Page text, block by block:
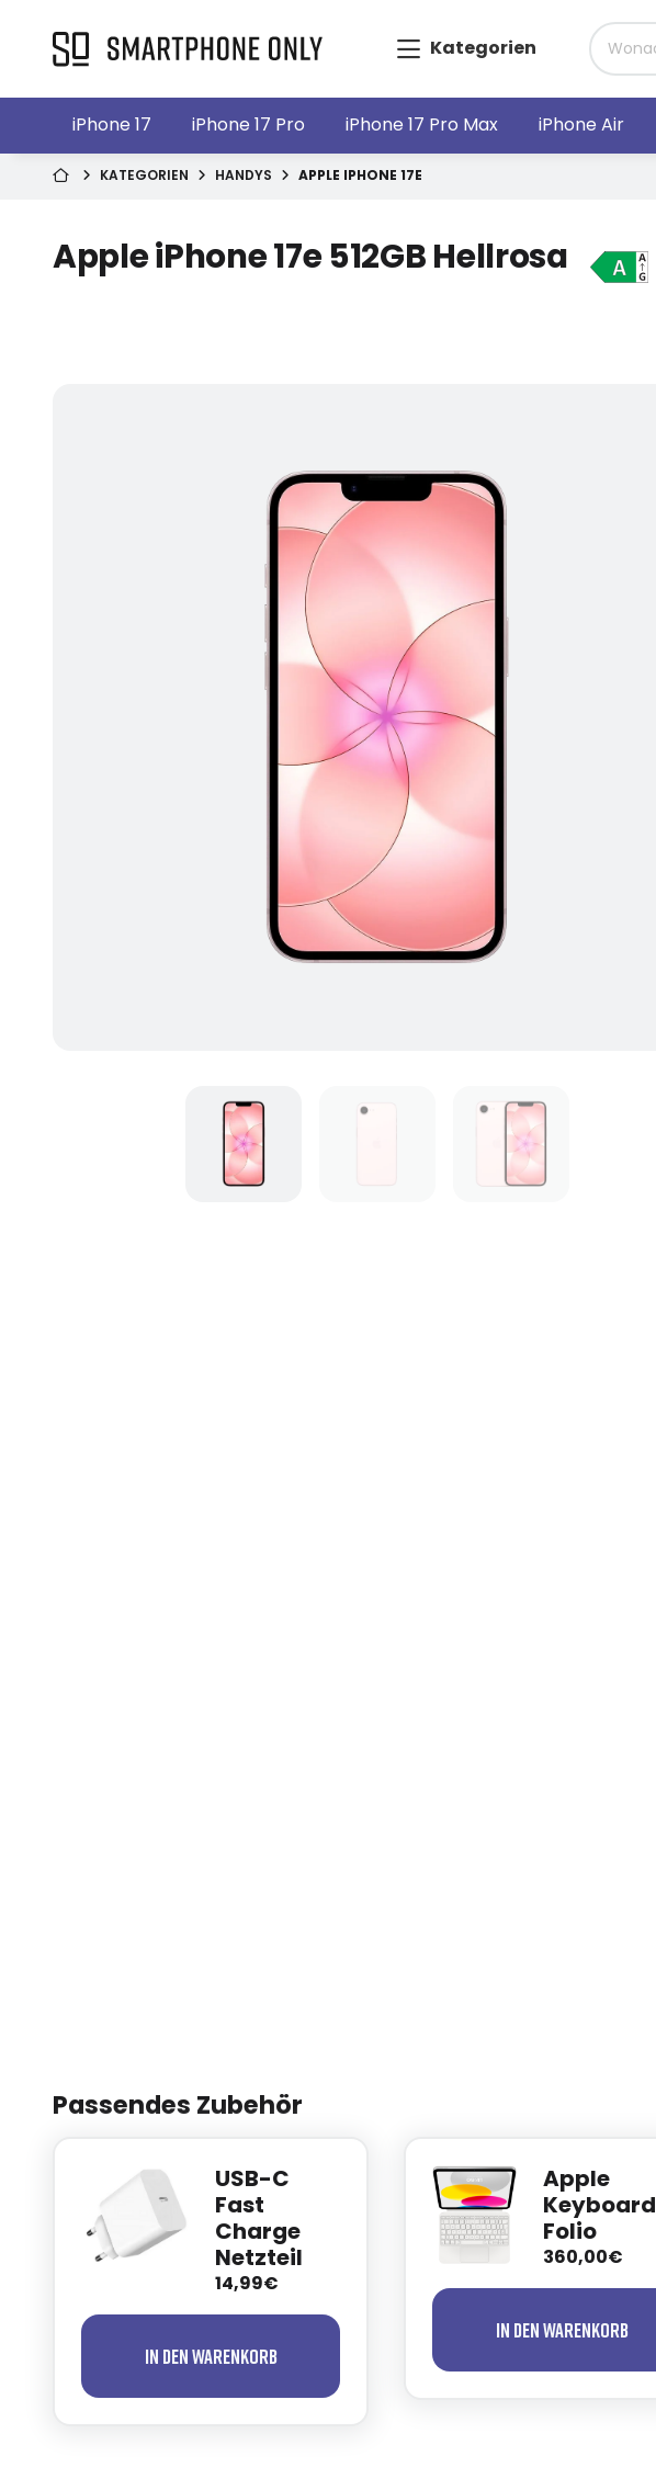
Kategorien
iPhone 17 iPhone 17 Pro iPhone 17 Pro Max iPhone Air
KATEGORIEN HANDYS APPLE IPHONE 17E
Apple iPhone 17e 512GB Hellrosa
Passendes Zubehör
USB-C
Fast
Charge
Netzteil
14,99€
In den Warenkorb
Apple
Keyboard
Folio
360,00€
In den Warenkorb